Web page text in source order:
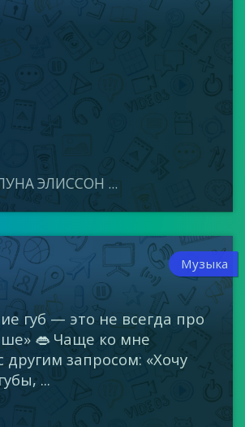
ЭЛИССОН ...
Музыка
губ — это не всегда про
👄 Чаще ко мне
другим запросом: «Хочу
...